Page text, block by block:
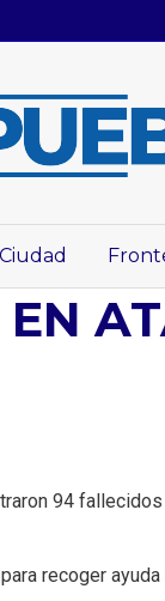
Ciudad
94
recoger